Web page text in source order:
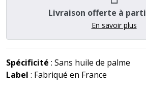
Livraison offerte à
En savoir plus
Spécificité : Sans huile de palme
Label : Fabriqué en France